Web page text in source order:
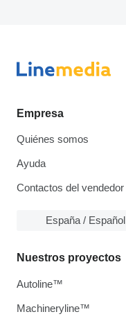
Empresa
Quiénes somos
Ayuda
Contactos del vendedor
España / Español
Nuestros proyectos
Autoline™
Machineryline™